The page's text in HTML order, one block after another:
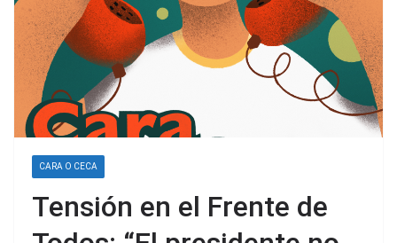
CARA O CECA
Tensión en el Frente de